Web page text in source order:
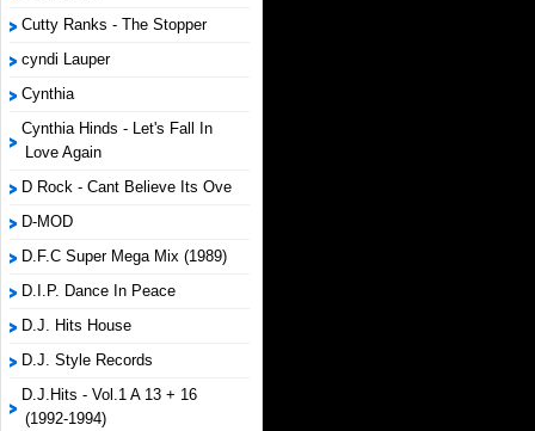
Cutty Ranks - The Stopper
cyndi Lauper
Cynthia
Cynthia Hinds - Let's Fall In
Love Again
D Rock - Cant Believe Its Ove
D-MOD
D.F.C Super Mega Mix (1989)
D.I.P. Dance In Peace
D.J. Hits House
D.J. Style Records
D.J.Hits - Vol.1 A 13 + 16
(1992-1994)